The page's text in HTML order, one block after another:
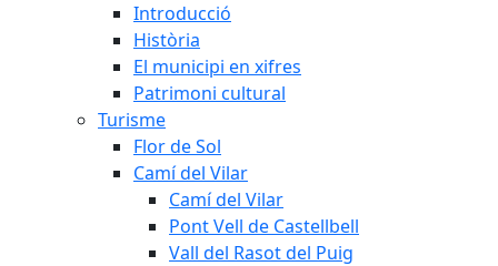
Introducció
Història
El municipi en xifres
Patrimoni cultural
Turisme
Flor de Sol
Camí del Vilar
Camí del Vilar
Pont Vell de Castellbell
Vall del Rasot del Puig